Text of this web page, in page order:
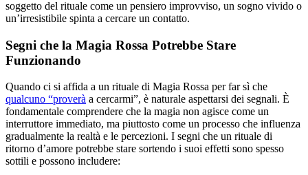
soggetto del rituale come un pensiero improvviso, un sogno vivido o
un’irresistibile spinta a cercare un contatto.
Segni che la Magia Rossa Potrebbe Stare
Funzionando
Quando ci si affida a un rituale di Magia Rossa per far sì che
qualcuno “proverà a cercarmi”, è naturale aspettarsi dei segnali. È
fondamentale comprendere che la magia non agisce come un
interruttore immediato, ma piuttosto come un processo che influenza
gradualmente la realtà e le percezioni. I segni che un rituale di
ritorno d’amore potrebbe stare sortendo i suoi effetti sono spesso
sottili e possono includere: